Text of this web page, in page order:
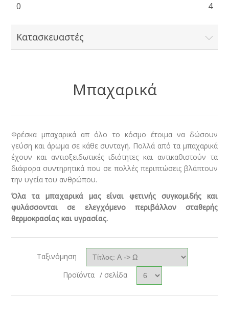
0 4
Κατασκευαστές
Μπαχαρικά
Φρέσκα μπαχαρικά απ όλο το κόσμο έτοιμα να δώσουν
γεύση και άρωμα σε κάθε συνταγή. Πολλά από τα μπαχαρικά
έχουν και αντιοξειδωτικές ιδιότητες και αντικαθιστούν τα
διάφορα συντηρητικά που σε πολλές περιπτώσεις βλάπτουν
την υγεία του ανθρώπου.
Όλα τα μπαχαρικά μας είναι φετινής συγκομιδής και
φυλάσσονται σε ελεγχόμενο περιβάλλον σταθερής
θερμοκρασίας και υγρασίας.
Ταξινόμηση
Προϊόντα / σελίδα